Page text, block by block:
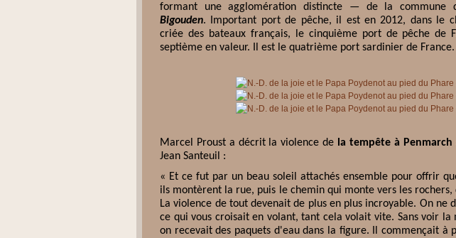
formant une agglomération distincte — de la commune
Bigouden. Important port de pêche, il est en 2012, dans le
criée des bateaux français, le cinquième port de pêche de
septième en valeur. Il est le quatrième port sardinier de France.
Marcel Proust a décrit la violence de la tempête à Penmarch
Jean Santeuil :
« Et ce fut par un beau soleil attachés ensemble pour offrir
ils montèrent la rue, puis le chemin qui monte vers les
La violence de tout devenait de plus en plus incroyable. On ne
ce qui vous croisait en volant, tant cela volait vite. Sans voir
on recevait des paquets d'eau dans la figure. Il commençait à